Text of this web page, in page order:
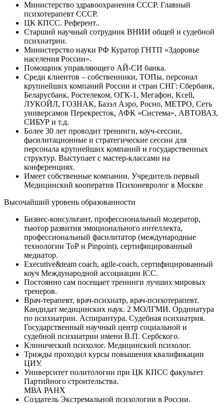
Министерство здравоохранения СССР. Главный
психотерапевт СССР.
ЦК КПСС. Референт..
Старший научный сотрудник ВНИИ общей и судебной
психиатрии.
Министерство науки РФ Куратор ГНТП «Здоровье
населения России».
Помощник управляющего АЙ-СИ банка.
Среди клиентов – собственники, ТОПы, персонал
крупнейших компаний России и стран СНГ: Сбербанк,
Беларусбанк, Ростелеком, ОГК-1, Мегафон, Kcell,
ЛУКОЙЛ, ГОЗНАК, Базэл Аэро, Росно, МЕТРО, Сеть
универсамов Перекресток, АФК «Система», АВТОВАЗ,
СИБУР и т.д.
Более 30 лет проводит тренинги, коуч-сессии,
фасилитационные и стратегические сессии для
персонала крупнейших компаний и государственных
структур. Выступает с мастер-классами на
конференциях.
Имеет собственные компании. Учредитель первый
Медицинский кооператив Психоневролог в Москве
Высочайший уровень образованности
Бизнес-консультант, профессиональный модератор,
тьютор развития эмоционального интеллекта,
профессиональный фасилитатор (международные
технологии ТоР и Pinpoint), сертифицированный
медиатор.
Executive&team coach, agile-coach, сертифицированный
коуч Международной ассоциации ICC.
Постоянно сам посещает тренинги лучших мировых
тренеров.
Врач-терапевт, врач-психиатр, врач-психотерапевт.
Кандидат медицинских наук. 2 МОЛГМИ. Ординатура
по психиатрии. Аспирантура. Судебная психиатрия.
Государственный научный центр социальной и
судебной психиатрии имени В.П. Сербского.
Клинический психолог. Медицинский психолог.
Трижды проходил курсы повышения квалификации
ЦИУ.
Университет политологии при ЦК КПСС факультет
Партийного строительства.
МВА РАНХ
Создатель Экстремальной психологии в России.